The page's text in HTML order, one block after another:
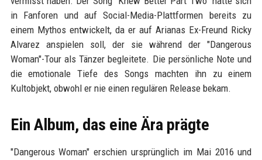
in Fanforen und auf Social-Media-Plattformen bereits zu
einem Mythos entwickelt, da er auf Arianas Ex-Freund Ricky
Alvarez anspielen soll, der sie während der "Dangerous
Woman"-Tour als Tänzer begleitete. Die persönliche Note und
die emotionale Tiefe des Songs machten ihn zu einem
Kultobjekt, obwohl er nie einen regulären Release bekam.
Ein Album, das eine Ära prägte
"Dangerous Woman" erschien ursprünglich im Mai 2016 und